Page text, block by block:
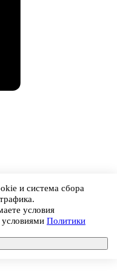
и система сбора
условия
условиями Политики